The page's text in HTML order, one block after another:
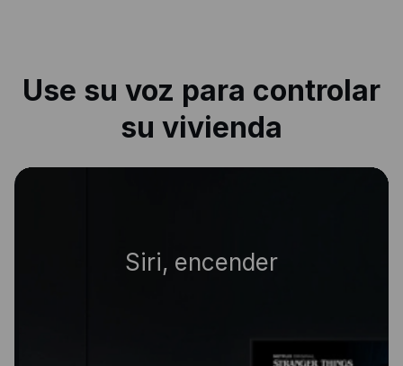
Use su voz para controlar
su vivienda
Siri, apagar todas la
|